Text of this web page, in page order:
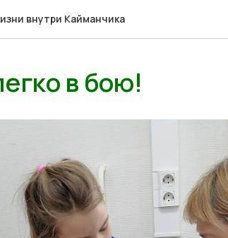
внутри Кайманчика
в бою!